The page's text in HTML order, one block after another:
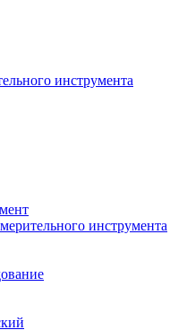
инструмента
инструмента